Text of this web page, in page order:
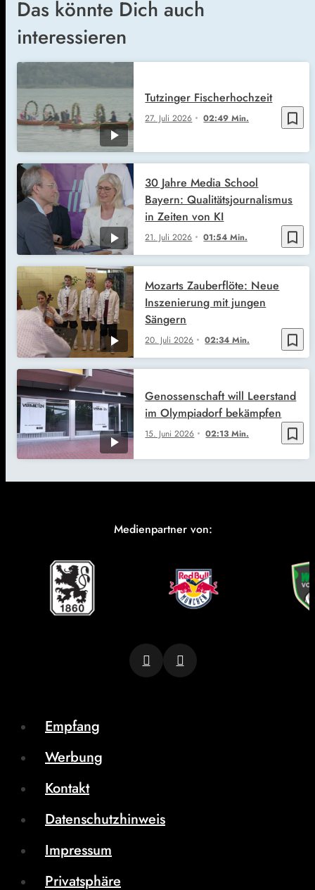
Das könnte Dich auch
interessieren
bookmark_border
27. Juli 2026 02:49 Min.
Tutzinger Fischerhochzeit
bookmark_border
21. Juli 2026 01:54 Min.
30 Jahre Media School
Bayern: Qualitätsjournalismus
in Zeiten von KI
bookmark_border
20. Juli 2026 02:34 Min.
Mozarts Zauberflöte: Neue
Inszenierung mit jungen
Sängern
bookmark_border
15. Juni 2026 02:13 Min.
Genossenschaft will Leerstand
im Olympiadorf bekämpfen
Medienpartner von:
Empfang
Werbung
Kontakt
Datenschutzhinweis
Impressum
Privatsphäre